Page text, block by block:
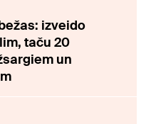
izveido
taču 20
un